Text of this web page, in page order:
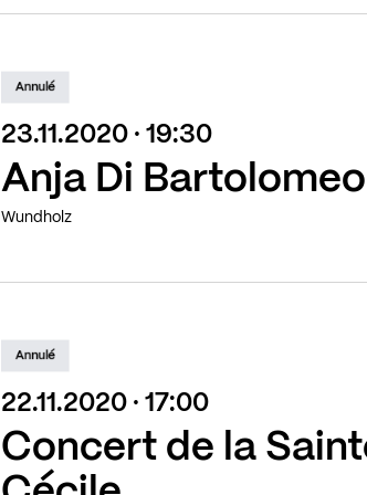
Annulé
23.11.2020 · 19:30
Anja Di Bartolomeo
Wundholz
Annulé
22.11.2020 · 17:00
Concert de la